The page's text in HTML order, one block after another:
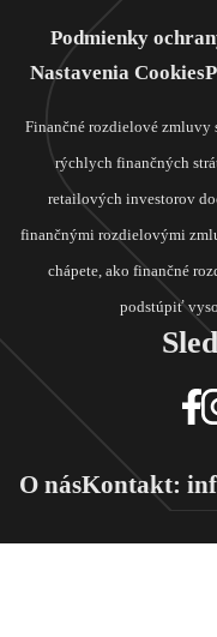
Podmienky
Nastavenia Cookies
Finančné rozdielové zmluvy
rýchlych finančných
retailových investorov
finančnými rozdielovými
chápete, ako finančné
podstúpiť
O násKontakt: